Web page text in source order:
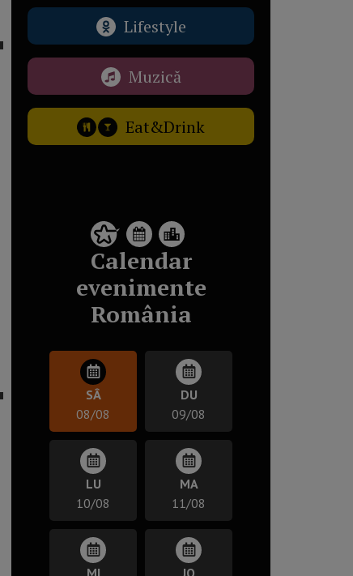
Lifestyle
Muzică
Eat&Drink
Calendar
evenimente
România
SÂ
08/08
DU
09/08
LU
10/08
MA
11/08